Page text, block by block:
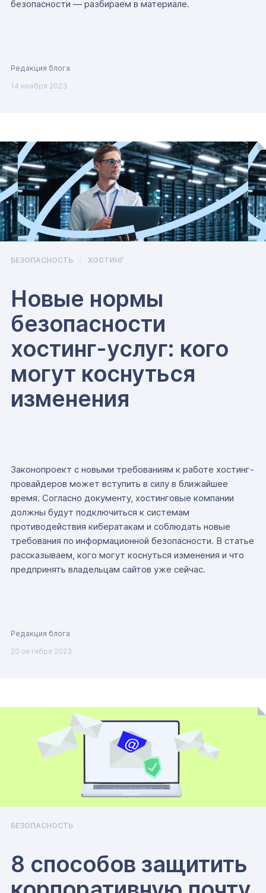
безопасности — разбираем в материале.
Редакция блога
14 ноября 2023
БЕЗОПАСНОСТЬ ХОСТИНГ
Новые нормы
безопасности
хостинг-услуг: кого
могут коснуться
изменения
Законопроект с новыми требованиям к работе хостинг-
провайдеров может вступить в силу в ближайшее
время. Согласно документу, хостинговые компании
должны будут подключиться к системам
противодействия кибератакам и соблюдать новые
требования по информационной безопасности. В статье
рассказываем, кого могут коснуться изменения и что
предпринять владельцам сайтов уже сейчас.
Редакция блога
20 октября 2023
БЕЗОПАСНОСТЬ
8 способов защитить